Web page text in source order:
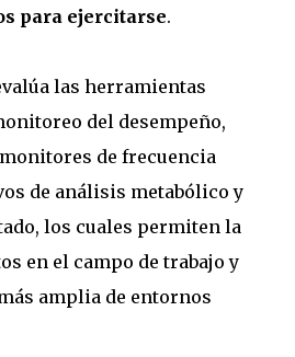
para ejercitarse.
las herramientas
del desempeño,
de frecuencia
de análisis metabólico y
los cuales permiten la
en el campo de trabajo y
amplia de entornos